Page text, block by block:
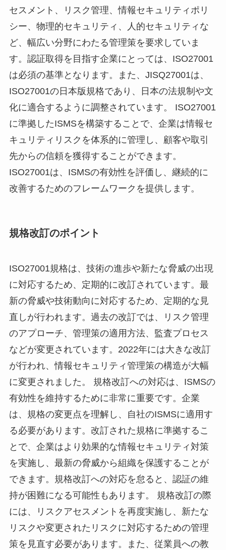
セスメント、リスク管理、情報セキュリティポリ
シー、物理的セキュリティ、人的セキュリティな
ど、幅広い分野にわたる管理策を要求していま
す。認証取得を目指す企業にとっては、ISO27001
は必須の基準となります。また、JISQ27001は、
ISO27001の日本版規格であり、日本の法規制や文
化に適合するように調整されています。 ISO27001
に準拠したISMSを構築することで、企業は情報セ
キュリティリスクを体系的に管理し、顧客や取引
先からの信頼を獲得することができます。
ISO27001は、ISMSの有効性を評価し、継続的に
改善するためのフレームワークを提供します。
規格改訂のポイント
ISO27001規格は、技術の進歩や新たな脅威の出現
に対応するため、定期的に改訂されています。最
新の脅威や技術動向に対応するため、定期的な見
直しが行われます。過去の改訂では、リスク管理
のアプローチ、管理策の適用方法、監査プロセス
などが変更されています。2022年には大きな改訂
が行われ、情報セキュリティ管理策の構造が大幅
に変更されました。 規格改訂への対応は、ISMSの
有効性を維持するために非常に重要です。企業
は、規格の変更点を理解し、自社のISMSに適用す
る必要があります。改訂された規格に準拠するこ
とで、企業はより効果的な情報セキュリティ対策
を実施し、最新の脅威から組織を保護することが
できます。規格改訂への対応を怠ると、認証の維
持が困難になる可能性もあります。 規格改訂の際
には、リスクアセスメントを再度実施し、新たな
リスクや変更されたリスクに対応するための管理
策を見直す必要があります。また、従業員への教